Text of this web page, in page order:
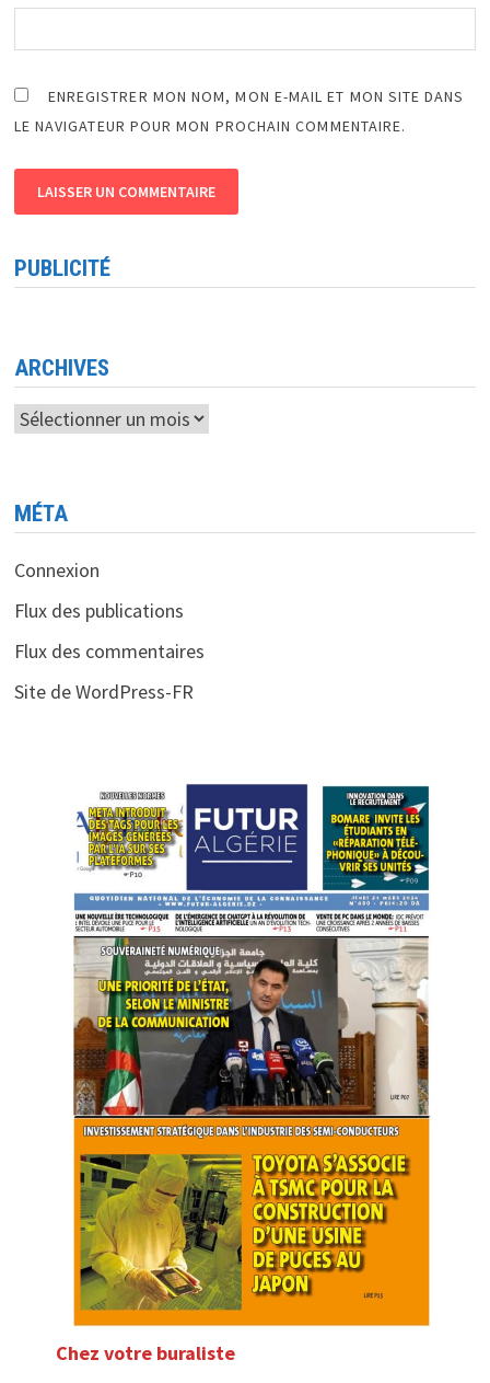
ENREGISTRER MON NOM, MON E-MAIL ET MON SITE DANS
LE NAVIGATEUR POUR MON PROCHAIN COMMENTAIRE.
PUBLICITÉ
ARCHIVES
Archives
MÉTA
Connexion
Flux des publications
Flux des commentaires
Site de WordPress-FR
Chez votre buraliste